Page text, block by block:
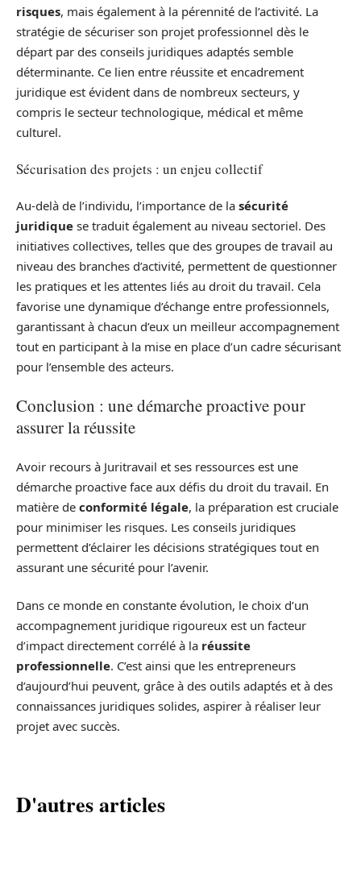
risques, mais également à la pérennité de l’activité. La
stratégie de sécuriser son projet professionnel dès le
départ par des conseils juridiques adaptés semble
déterminante. Ce lien entre réussite et encadrement
juridique est évident dans de nombreux secteurs, y
compris le secteur technologique, médical et même
culturel.
Sécurisation des projets : un enjeu collectif
Au-delà de l’individu, l’importance de la sécurité
juridique se traduit également au niveau sectoriel. Des
initiatives collectives, telles que des groupes de travail au
niveau des branches d’activité, permettent de questionner
les pratiques et les attentes liés au droit du travail. Cela
favorise une dynamique d’échange entre professionnels,
garantissant à chacun d’eux un meilleur accompagnement
tout en participant à la mise en place d’un cadre sécurisant
pour l’ensemble des acteurs.
Conclusion : une démarche proactive pour
assurer la réussite
Avoir recours à Juritravail et ses ressources est une
démarche proactive face aux défis du droit du travail. En
matière de conformité légale, la préparation est cruciale
pour minimiser les risques. Les conseils juridiques
permettent d’éclairer les décisions stratégiques tout en
assurant une sécurité pour l’avenir.
Dans ce monde en constante évolution, le choix d’un
accompagnement juridique rigoureux est un facteur
d’impact directement corrélé à la réussite
professionnelle. C’est ainsi que les entrepreneurs
d’aujourd’hui peuvent, grâce à des outils adaptés et à des
connaissances juridiques solides, aspirer à réaliser leur
projet avec succès.
D'autres articles